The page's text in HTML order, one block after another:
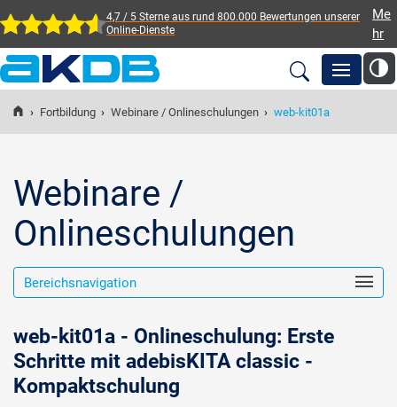
4,7 / 5 Sterne aus rund 800.000 Bewertungen unserer
Online-Dienste
Me
hr
AKDB Anstalt für
Kommunale
Datenverarbeitung in
Newsroom
Lösungen
Veranstaltungen
Fortbildung
Service
› Fortbildung › Webinare / Onlineschulungen › web-kit01a
Webinare /
Onlineschulungen
Bereichsnavigation
web-kit01a - Onlineschulung: Erste
Schritte mit adebisKITA classic -
Kompaktschulung